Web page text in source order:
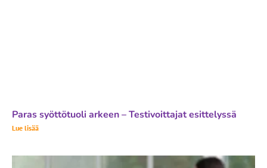
Paras syöttötuoli arkeen – Testivoittajat esittelyssä
Lue lisää